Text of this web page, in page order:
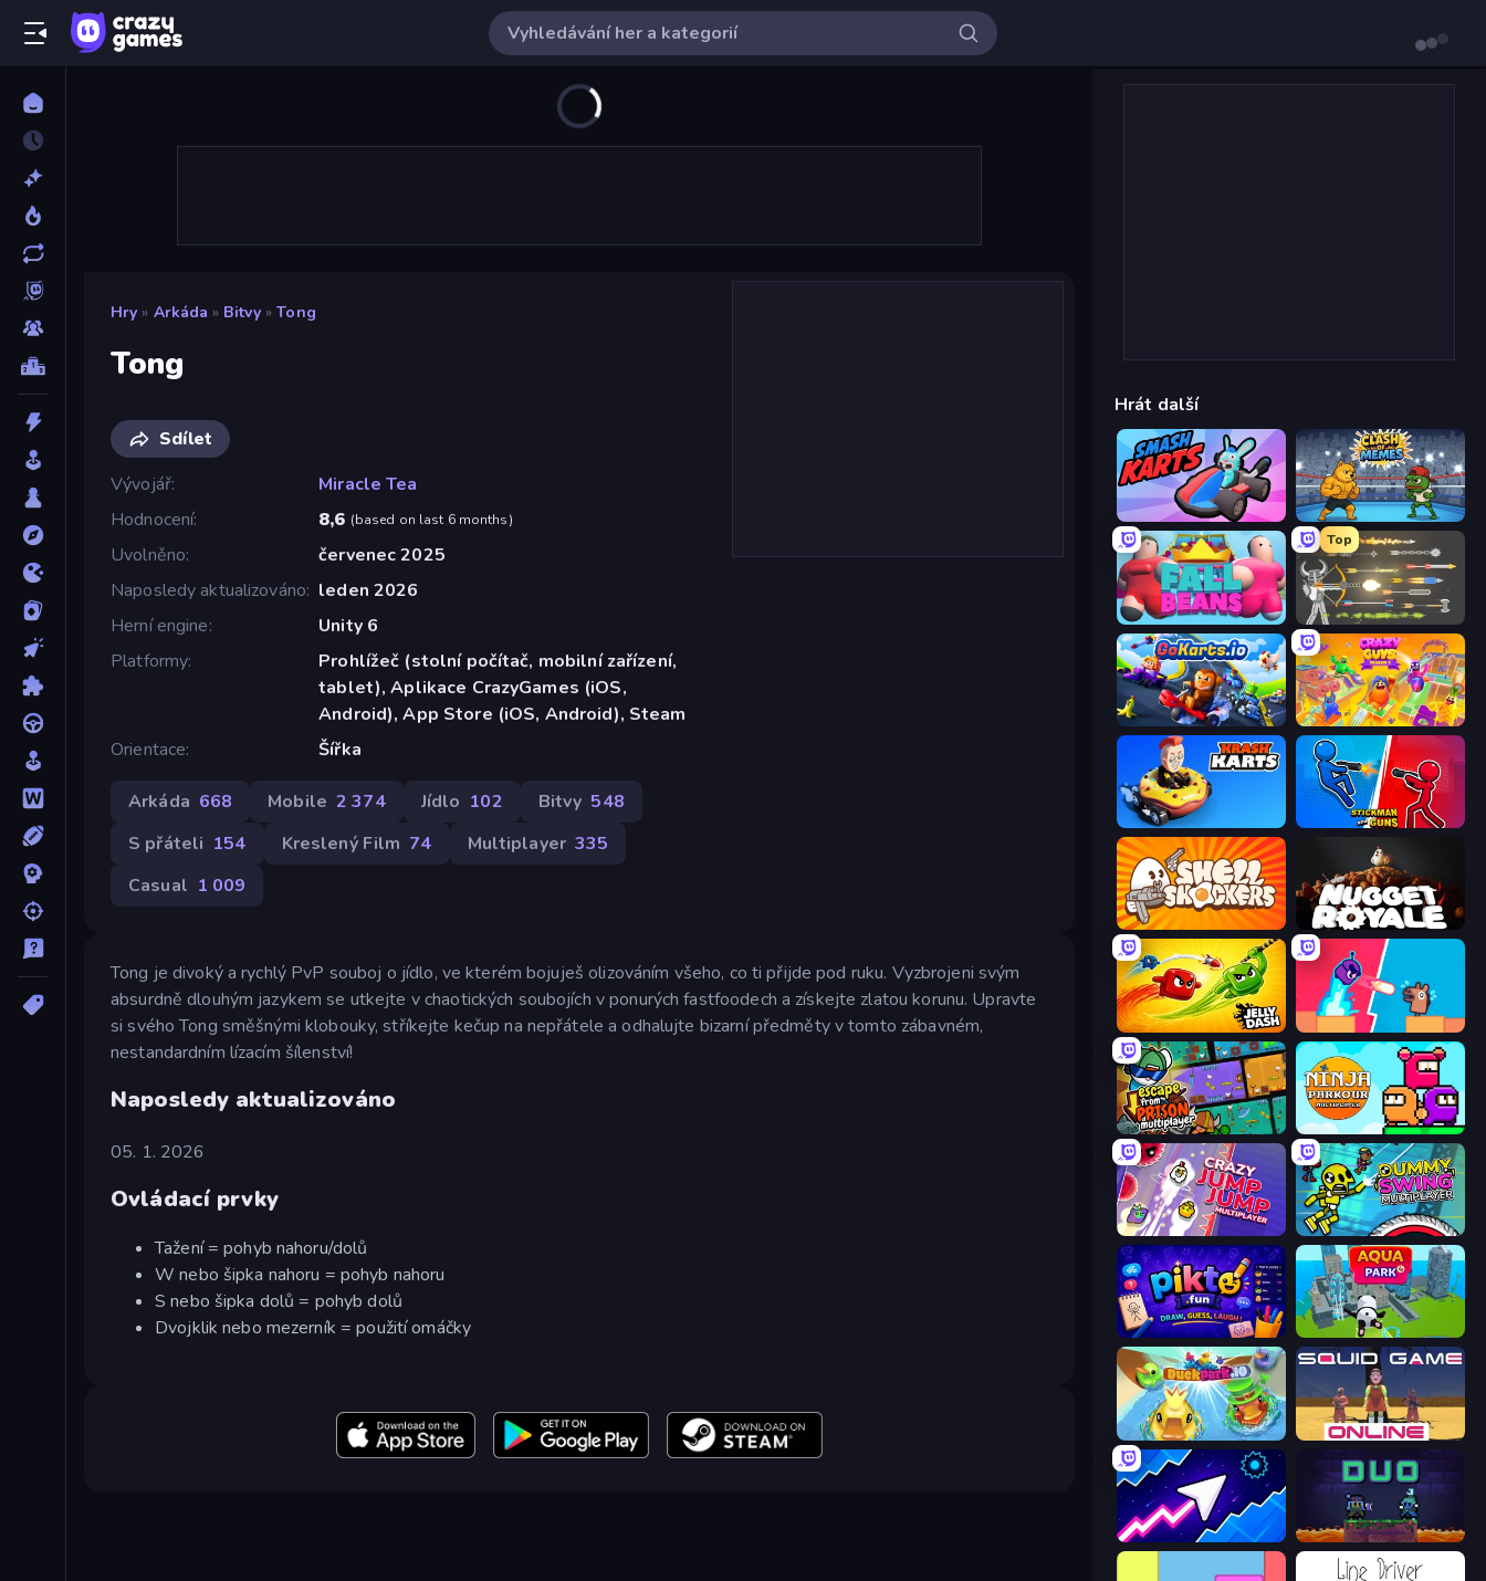
Hry » Arkáda » Bitvy » Tong
Tong
Sdílet
Vývojář
Miracle Tea
Hodnocení
8,6 (based on last 6 months)
Uvolněno
červenec 2025
Naposledy aktualizováno leden 2026
Herní engine
Unity 6
Platformy
Prohlížeč (stolní počítač, mobilní zařízení,
tablet), Aplikace CrazyGames (iOS,
Android), App Store (iOS, Android), Steam
Orientace
Šířka
Arkáda 668 Mobile 2 374 Jídlo 102 Bitvy 548
S přáteli 154 Kreslený Film 74 Multiplayer 335
Casual 1 009
Tong je divoký a rychlý PvP souboj o jídlo, ve kterém bojuješ olizováním všeho, co ti přijde pod ruku. Vyzbrojeni svým
absurdně dlouhým jazykem se utkejte v chaotických soubojích v ponurých fastfoodech a získejte zlatou korunu. Upravte
si svého Tong směšnými klobouky, stříkejte kečup na nepřátele a odhalujte bizarní předměty v tomto zábavném,
nestandardním lízacím šílenství!
Naposledy aktualizováno
05. 1. 2026
Ovládací prvky
Tažení = pohyb nahoru/dolů
W nebo šipka nahoru = pohyb nahoru
S nebo šipka dolů = pohyb dolů
Dvojklik nebo mezerník = použití omáčky
Hrát další
Smash Karts Clash of Memes
Fall Beans
Top
Ragdoll Archers
GoKarts.io Crazy Guys
Krash Karts Stickman and Guns
Shell Shockers Nugget Royale
Jelly Dash Boom Slingers ReBoom
Escape From Prison Multiplayer Ninja Parkour Multiplayer
Crazy Jump Jump Multiplayer Crazy Dummy Swing Multiplayer
Pikto.fun Aquapark.io
DuckPark.io Squid Game Online
Space Waves Duo